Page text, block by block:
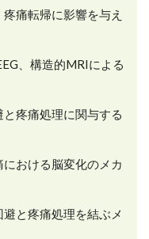
疼痛転帰に影響を与え
、構造的MRIによる
と疼痛処理に関与する
における脳変化のメカ
避と疼痛処理を結ぶメ